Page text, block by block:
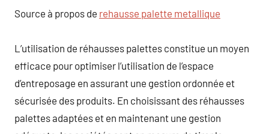
Source à propos de rehausse palette metallique
L’utilisation de réhausses palettes constitue un moyen
efficace pour optimiser l’utilisation de l’espace
d’entreposage en assurant une gestion ordonnée et
sécurisée des produits. En choisissant des réhausses
palettes adaptées et en maintenant une gestion